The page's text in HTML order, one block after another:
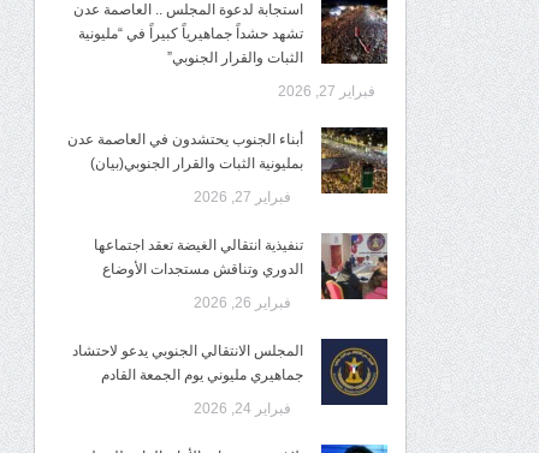
استجابة لدعوة المجلس .. العاصمة عدن
تشهد حشداً جماهيرياً كبيراً في “مليونية
الثبات والقرار الجنوبي”
فبراير 27, 2026
أبناء الجنوب يحتشدون في العاصمة عدن
بمليونية الثبات والقرار الجنوبي(بيان)
فبراير 27, 2026
تنفيذية انتقالي الغيضة تعقد اجتماعها
الدوري وتناقش مستجدات الأوضاع
فبراير 26, 2026
المجلس الانتقالي الجنوبي يدعو لاحتشاد
جماهيري مليوني يوم الجمعة القادم
فبراير 24, 2026